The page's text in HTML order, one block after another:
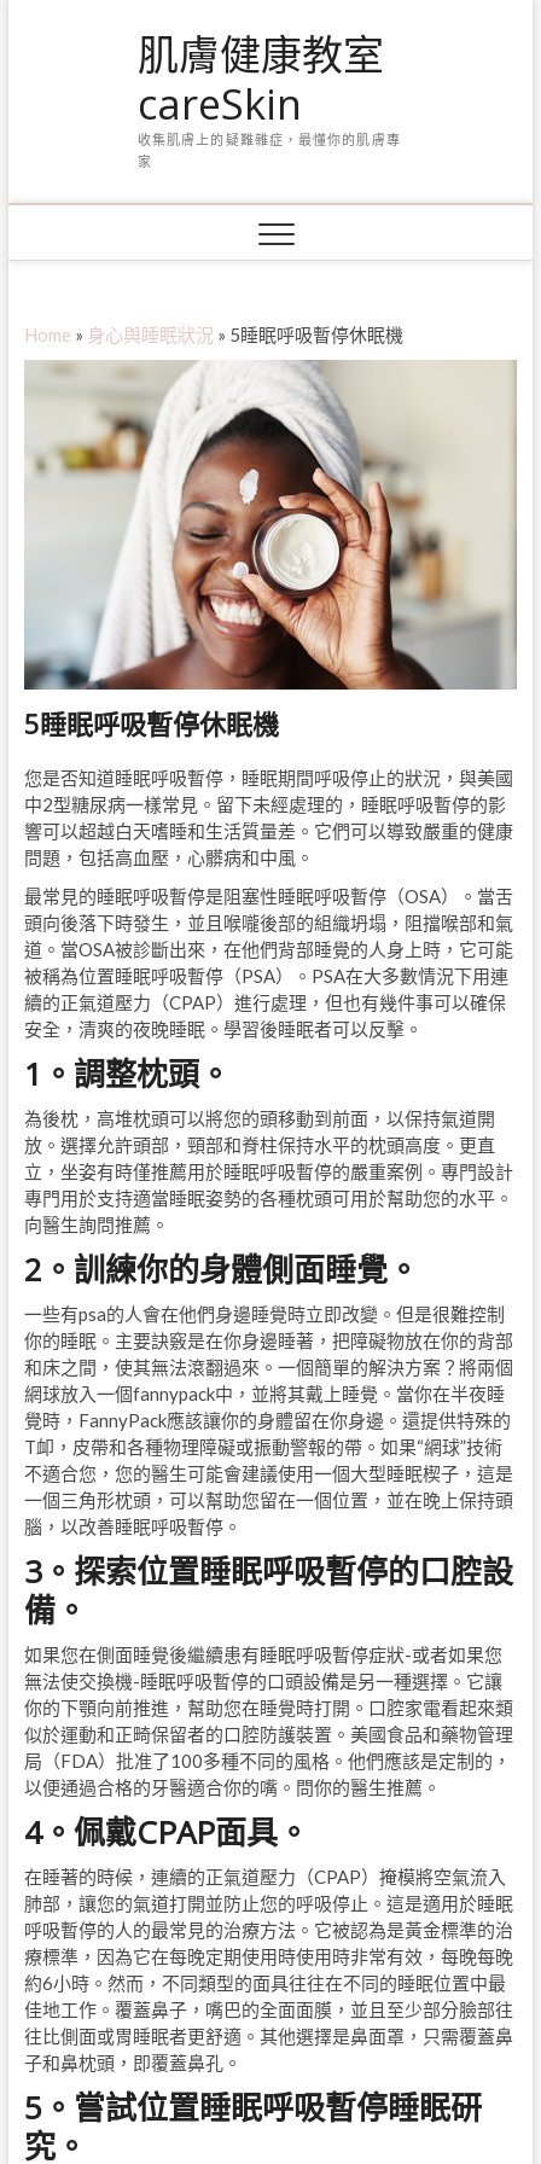
肌膚健康教室
careSkin
收集肌膚上的疑難雜症，最懂你的肌膚專
家
Home » 身心與睡眠狀況 » 5睡眠呼吸暫停休眠機
5睡眠呼吸暫停休眠機
您是否知道睡眠呼吸暫停，睡眠期間呼吸停止的狀況，與美國
中2型糖尿病一樣常見。留下未經處理的，睡眠呼吸暫停的影
響可以超越白天嗜睡和生活質量差。它們可以導致嚴重的健康
問題，包括高血壓，心髒病和中風。
最常見的睡眠呼吸暫停是阻塞性睡眠呼吸暫停（OSA）。當舌
頭向後落下時發生，並且喉嚨後部的組織坍塌，阻擋喉部和氣
道。當OSA被診斷出來，在他們背部睡覺的人身上時，它可能
被稱為位置睡眠呼吸暫停（PSA）。PSA在大多數情況下用連
續的正氣道壓力（CPAP）進行處理，但也有幾件事可以確保
安全，清爽的夜晚睡眠。學習後睡眠者可以反擊。
1。調整枕頭。
為後枕，高堆枕頭可以將您的頭移動到前面，以保持氣道開
放。選擇允許頭部，頸部和脊柱保持水平的枕頭高度。更直
立，坐姿有時僅推薦用於睡眠呼吸暫停的嚴重案例。專門設計
專門用於支持適當睡眠姿勢的各種枕頭可用於幫助您的水平。
向醫生詢問推薦。
2。訓練你的身體側面睡覺。
一些有psa的人會在他們身邊睡覺時立即改變。但是很難控制
你的睡眠。主要訣竅是在你身邊睡著，把障礙物放在你的背部
和床之間，使其無法滾翻過來。一個簡單的解決方案？將兩個
網球放入一個fannypack中，並將其戴上睡覺。當你在半夜睡
覺時，FannyPack應該讓你的身體留在你身邊。還提供特殊的
T卹，皮帶和各種物理障礙或振動警報的帶。如果“網球”技術
不適合您，您的醫生可能會建議使用一個大型睡眠楔子，這是
一個三角形枕頭，可以幫助您留在一個位置，並在晚上保持頭
腦，以改善睡眠呼吸暫停。
3。探索位置睡眠呼吸暫停的口腔設
備。
如果您在側面睡覺後繼續患有睡眠呼吸暫停症狀-或者如果您
無法使交換機-睡眠呼吸暫停的口頭設備是另一種選擇。它讓
你的下顎向前推進，幫助您在睡覺時打開。口腔家電看起來類
似於運動和正畸保留者的口腔防護裝置。美國食品和藥物管理
局（FDA）批准了100多種不同的風格。他們應該是定制的，
以便通過合格的牙醫適合你的嘴。問你的醫生推薦。
4。佩戴CPAP面具。
在睡著的時候，連續的正氣道壓力（CPAP）掩模將空氣流入
肺部，讓您的氣道打開並防止您的呼吸停止。這是適用於睡眠
呼吸暫停的人的最常見的治療方法。它被認為是黃金標準的治
療標準，因為它在每晚定期使用時使用時非常有效，每晚每晚
約6小時。然而，不同類型的面具往往在不同的睡眠位置中最
佳地工作。覆蓋鼻子，嘴巴的全面面膜，並且至少部分臉部往
往比側面或胃睡眠者更舒適。其他選擇是鼻面罩，只需覆蓋鼻
子和鼻枕頭，即覆蓋鼻孔。
5。嘗試位置睡眠呼吸暫停睡眠研
究。